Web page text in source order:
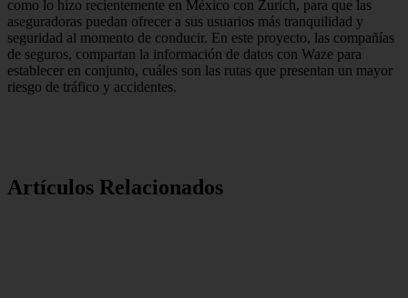
como lo hizo recientemente en México con Zurich, para que las
aseguradoras puedan ofrecer a sus usuarios más tranquilidad y
seguridad al momento de conducir. En este proyecto, las compañías
de seguros, compartan la información de datos con Waze para
establecer en conjunto, cuáles son las rutas que presentan un mayor
riesgo de tráfico y accidentes.
Artículos Relacionados